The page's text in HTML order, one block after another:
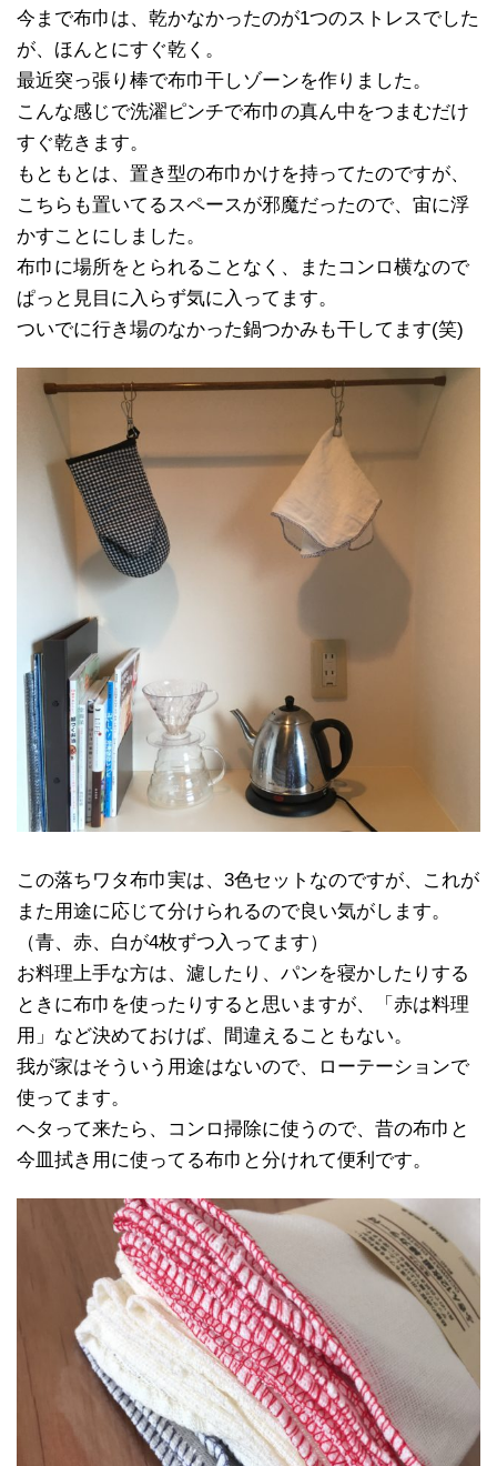
今まで布巾は、乾かなかったのが1つのストレスでした
が、ほんとにすぐ乾く。
最近突っ張り棒で布巾干しゾーンを作りました。
こんな感じで洗濯ピンチで布巾の真ん中をつまむだけ
すぐ乾きます。
もともとは、置き型の布巾かけを持ってたのですが、
こちらも置いてるスペースが邪魔だったので、宙に浮
かすことにしました。
布巾に場所をとられることなく、またコンロ横なので
ぱっと見目に入らず気に入ってます。
ついでに行き場のなかった鍋つかみも干してます(笑)
この落ちワタ布巾実は、3色セットなのですが、これが
また用途に応じて分けられるので良い気がします。
（青、赤、白が4枚ずつ入ってます）
お料理上手な方は、濾したり、パンを寝かしたりする
ときに布巾を使ったりすると思いますが、「赤は料理
用」など決めておけば、間違えることもない。
我が家はそういう用途はないので、ローテーションで
使ってます。
ヘタって来たら、コンロ掃除に使うので、昔の布巾と
今皿拭き用に使ってる布巾と分けれて便利です。